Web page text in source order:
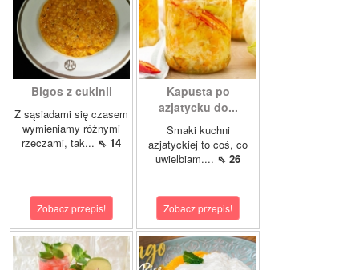
Bigos z cukinii
Z sąsiadami się czasem
wymieniamy różnymi
rzeczami, tak... ⇖ 14
Zobacz przepis!
Kapusta po
azjatycku do...
Smaki kuchni
azjatyckiej to coś, co
uwielbiam.... ⇖ 26
Zobacz przepis!